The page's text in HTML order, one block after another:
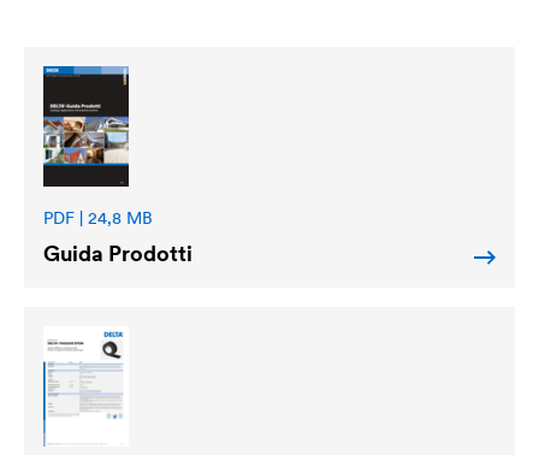
PDF | 24,8 MB
Guida Prodotti